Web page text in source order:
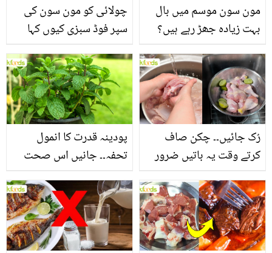
چولائی کو مون سون کی
سپر فوڈ سبزی کیوں کہا
منرلز اور اینٹی آکسیڈنٹس
سے بھرپور اس سبزی کے
فائدے
مون سون موسم میں بال
بہت زیادہ جھڑ رہے ہیں؟
بنانے کے چند قدرتی طریقے
پودینہ قدرت کا انمول
تحفہ۔۔ جانیں اس صحت
انگیز طبی فوائد
رُک جائیں۔۔ چکن صاف
کرتے وقت یہ باتیں ضرور